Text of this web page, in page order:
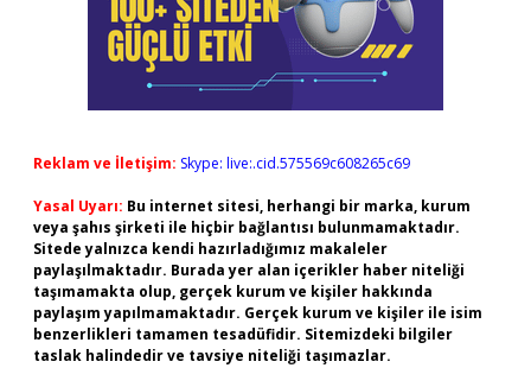
Reklam ve İletişim: Skype: live:.cid.575569c608265c69
Yasal Uyarı: Bu internet sitesi, herhangi bir marka, kurum
veya şahıs şirketi ile hiçbir bağlantısı bulunmamaktadır.
Sitede yalnızca kendi hazırladığımız makaleler
paylaşılmaktadır. Burada yer alan içerikler haber niteliği
taşımamakta olup, gerçek kurum ve kişiler hakkında
paylaşım yapılmamaktadır. Gerçek kurum ve kişiler ile isim
benzerlikleri tamamen tesadüfidir. Sitemizdeki bilgiler
taslak halindedir ve tavsiye niteliği taşımazlar.